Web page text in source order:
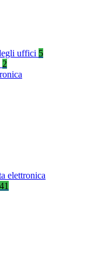
uffici 5
2
elettronica